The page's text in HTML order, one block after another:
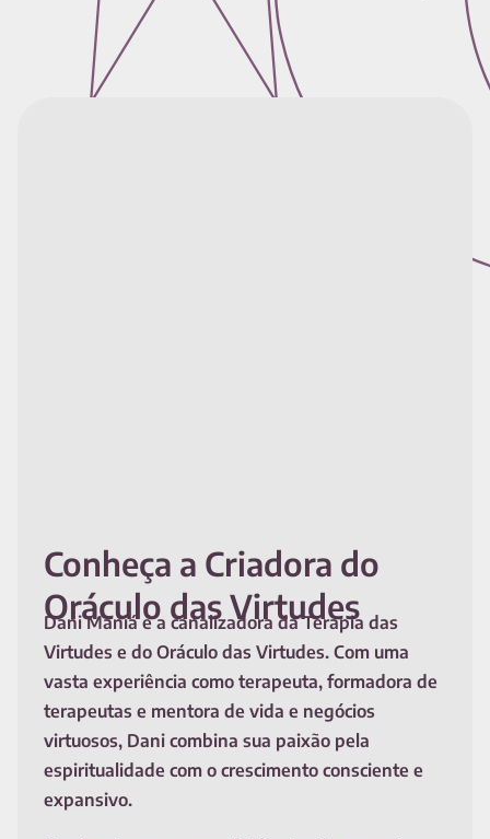
Conheça a Criadora do
Oráculo das Virtudes
Dani Maniá é a canalizadora da Terapia das
Virtudes e do Oráculo das Virtudes. Com uma
vasta experiência como terapeuta, formadora de
terapeutas e mentora de vida e negócios
virtuosos, Dani combina sua paixão pela
espiritualidade com o crescimento consciente e
expansivo.